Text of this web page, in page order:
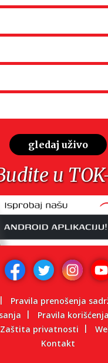
gledaj uživo
u
Pravila prenošenja
Pravila korišćenja
Zaštita privatnosti
Kontakt